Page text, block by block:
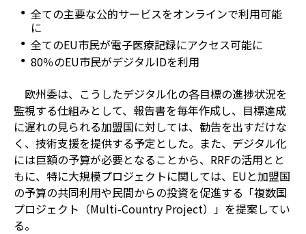
全ての主要な公的サービスをオンラインで利用可能
に
全てのEU市民が電子医療記録にアクセス可能に
80％のEU市民がデジタルIDを利用
欧州委は、こうしたデジタル化の各目標の進捗状況を
監視する仕組みとして、報告書を毎年作成し、目標達成
に遅れの見られる加盟国に対しては、勧告を出すだけな
く、技術支援を提供する予定とした。また、デジタル化
には巨額の予算が必要となることから、RRFの活用とと
もに、特に大規模プロジェクトに関しては、EUと加盟国
の予算の共同利用や民間からの投資を促進する「複数国
プロジェクト（Multi-Country Project）」を提案してい
る。